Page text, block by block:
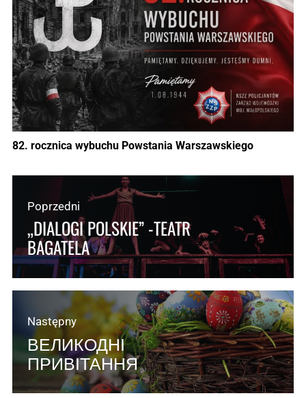
82. rocznica wybuchu Powstania Warszawskiego
Poprzedni
„DIALOGI POLSKIE” -TEATR
BAGATELA
Następny
ВЕЛИКОДНІ
ПРИВІТАННЯ